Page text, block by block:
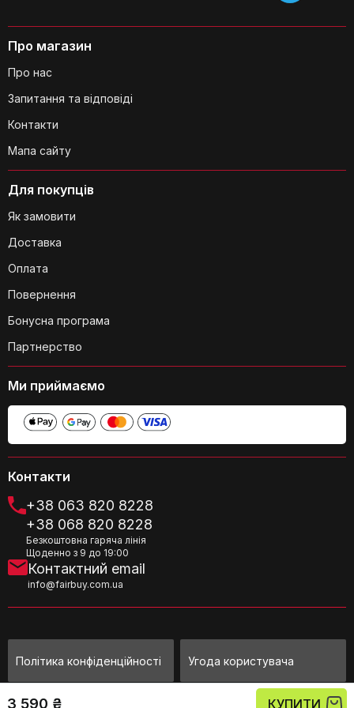
3 590 ₴ КУПИТИ
Для яких сезонів підходить сумка?
Чи є в комплекті батарейки?
Чи можна використовувати сумку як
рюкзак?
Чи можна прати сумку?
Контакти
+38 063 820 8228
+38 068 820 8228
Безкоштовна гаряча лінія
Щоденно з 9 до 19:00
Контактний email
info@fairbuy.com.ua
Для покупців
Як замовити
Доставка
Оплата
Повернення
Бонусна програма
Партнерство
Про магазин
Про нас
Запитання та відповіді
Контакти
Мапа сайту
Ми приймаємо
Політика конфіденційності Угода користувача